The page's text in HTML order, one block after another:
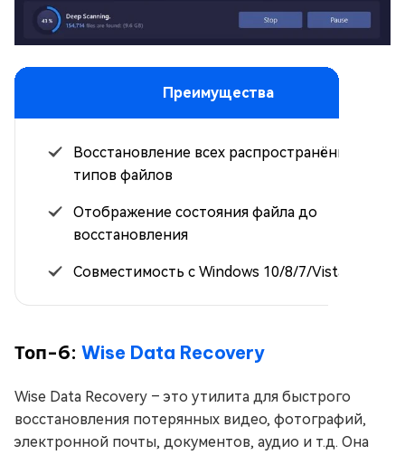
Преимущества
Восстановление всех распространённых
типов файлов
Отображение состояния файла до
восстановления
Совместимость с Windows 10/8/7/Vista/XP
Топ-6: Wise Data Recovery
Wise Data Recovery – это утилита для быстрого
восстановления потерянных видео, фотографий,
электронной почты, документов, аудио и т.д. Она